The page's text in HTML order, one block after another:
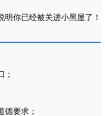
你已经被关进小黑屋了！
；
德要求；